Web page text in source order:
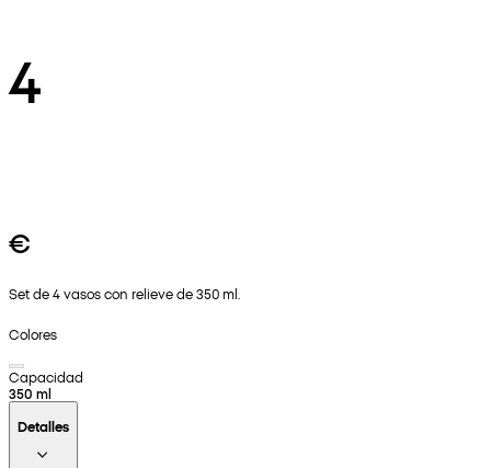
4
€
Set de 4 vasos con relieve de 350 ml.
Colores
Capacidad
350 ml
Detalles